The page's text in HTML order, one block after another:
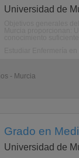
Universidad de
- Murcia
Grado en
Universidad de